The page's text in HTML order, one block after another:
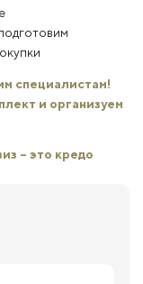
специалистам!
и организуем
– это кредо